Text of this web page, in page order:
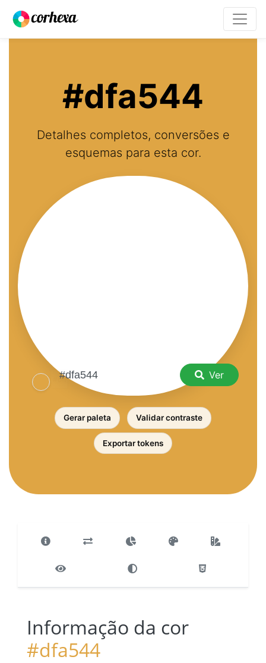
#dfa544
Detalhes completos, conversões e
esquemas para esta cor.
Ver
Gerar paleta Validar contraste
Exportar tokens
Informação da cor
#dfa544